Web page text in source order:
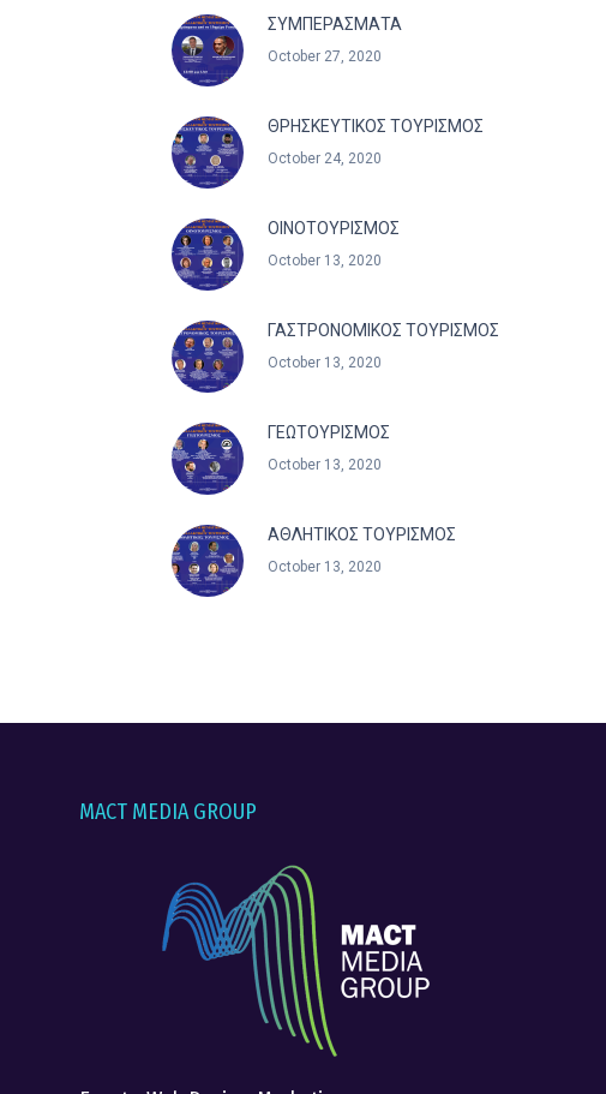
ΣΥΜΠΕΡΑΣΜΑΤΑ
October 27, 2020
ΘΡΗΣΚΕΥΤΙΚΟΣ ΤΟΥΡΙΣΜΟΣ
October 24, 2020
ΟΙΝΟΤΟΥΡΙΣΜΟΣ
October 13, 2020
ΓΑΣΤΡΟΝΟΜΙΚΟΣ ΤΟΥΡΙΣΜΟΣ
October 13, 2020
ΓΕΩΤΟΥΡΙΣΜΟΣ
October 13, 2020
ΑΘΛΗΤΙΚΟΣ ΤΟΥΡΙΣΜΟΣ
October 13, 2020
MACT MEDIA GROUP